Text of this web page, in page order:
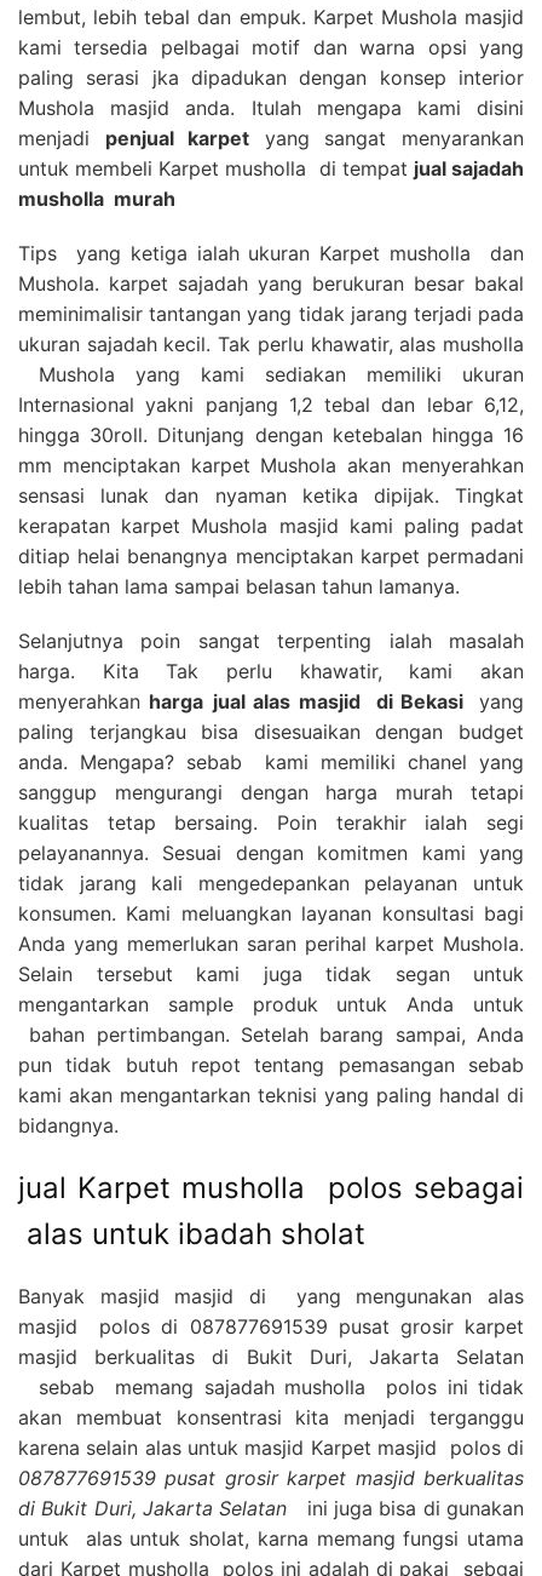
lembut, lebih tebal dan empuk. Karpet Mushola masjid
kami tersedia pelbagai motif dan warna opsi yang
paling serasi jka dipadukan dengan konsep interior
Mushola masjid anda. Itulah mengapa kami disini
menjadi penjual karpet yang sangat menyarankan
untuk membeli Karpet musholla di tempat jual sajadah
musholla murah
Tips yang ketiga ialah ukuran Karpet musholla dan
Mushola. karpet sajadah yang berukuran besar bakal
meminimalisir tantangan yang tidak jarang terjadi pada
ukuran sajadah kecil. Tak perlu khawatir, alas musholla
Mushola yang kami sediakan memiliki ukuran
Internasional yakni panjang 1,2 tebal dan lebar 6,12,
hingga 30roll. Ditunjang dengan ketebalan hingga 16
mm menciptakan karpet Mushola akan menyerahkan
sensasi lunak dan nyaman ketika dipijak. Tingkat
kerapatan karpet Mushola masjid kami paling padat
ditiap helai benangnya menciptakan karpet permadani
lebih tahan lama sampai belasan tahun lamanya.
Selanjutnya poin sangat terpenting ialah masalah
harga. Kita Tak perlu khawatir, kami akan
menyerahkan harga jual alas masjid di Bekasiyang
paling terjangkau bisa disesuaikan dengan budget
anda. Mengapa? sebab kami memiliki chanel yang
sanggup mengurangi dengan harga murah tetapi
kualitas tetap bersaing. Poin terakhir ialah segi
pelayanannya. Sesuai dengan komitmen kami yang
tidak jarang kali mengedepankan pelayanan untuk
konsumen. Kami meluangkan layanan konsultasi bagi
Anda yang memerlukan saran perihal karpet Mushola.
Selain tersebut kami juga tidak segan untuk
mengantarkan sample produk untuk Anda untuk
bahan pertimbangan. Setelah barang sampai, Anda
pun tidak butuh repot tentang pemasangan sebab
kami akan mengantarkan teknisi yang paling handal di
bidangnya.
jual Karpet musholla polos sebagai
alas untuk ibadah sholat
Banyak masjid masjid di yang mengunakan alas
masjid polos di 087877691539 pusat grosir karpet
masjid berkualitas di Bukit Duri, Jakarta Selatan
sebab memang sajadah musholla polos ini tidak
akan membuat konsentrasi kita menjadi terganggu
karena selain alas untuk masjid Karpet masjid polos di
087877691539 pusat grosir karpet masjid berkualitas
di Bukit Duri, Jakarta Selatan
ini juga bisa di gunakan
untuk alas untuk sholat, karna memang fungsi utama
dari Karpet musholla polos ini adalah di pakai sebgai